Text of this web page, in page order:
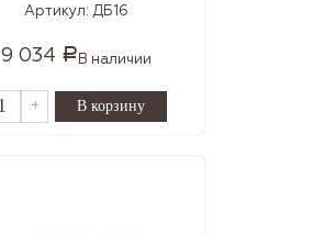
Артикул: ДБ16
9 034 Р В наличии
+